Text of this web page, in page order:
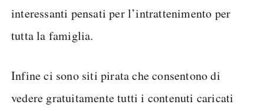
interessanti pensati per l’intrattenimento per
tutta la famiglia.
Infine ci sono siti pirata che consentono di
vedere gratuitamente tutti i contenuti caricati